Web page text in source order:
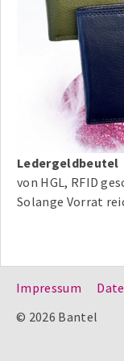
Ledergeldbeutel
von HGL, RFID
Solange Vorrat
Impressum
© 2026 Bantel